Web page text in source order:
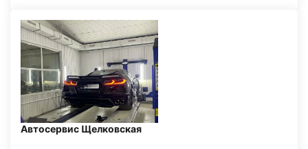
Автосервис Щелковская